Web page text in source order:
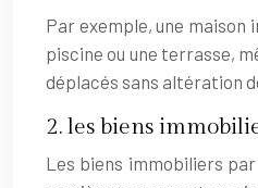
Par exemple, une
piscine ou une terrasse,
déplacés sans altération
2. les biens
Les biens immobiliers